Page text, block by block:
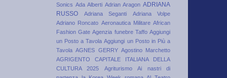
Sonics Ada Alberti Adrian Aragon ADRIANA
RUSSO
Adriana Seganti
Adriana Volpe
Adriano Roncato Aeronautica Militare African
Fashion Gate Agenzia funebre Taffo Aggiungi
un Posto a Tavola Aggiungi un Posto in Più a
Tavola AGNES GERRY Agostino Marchetto
AGRIGENTO CAPITALE ITALIANA DELLA
CULTURA 2025
Agriturismo
Ai nastri di